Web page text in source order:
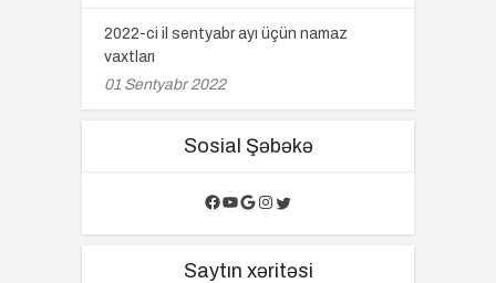
2022-ci il sentyabr ayı üçün namaz
vaxtları
01 Sentyabr 2022
Sosial Şəbəkə
Facebook
YouTube
Google
Instagram
Twitter
Saytın xəritəsi